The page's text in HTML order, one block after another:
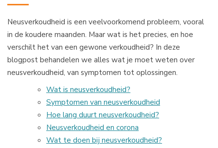
Neusverkoudheid is een veelvoorkomend probleem, vooral
in de koudere maanden. Maar wat is het precies, en hoe
verschilt het van een gewone verkoudheid? In deze
blogpost behandelen we alles wat je moet weten over
neusverkoudheid, van symptomen tot oplossingen.
Wat is neusverkoudheid?
Symptomen van neusverkoudheid
Hoe lang duurt neusverkoudheid?
Neusverkoudheid en corona
Wat te doen bij neusverkoudheid?